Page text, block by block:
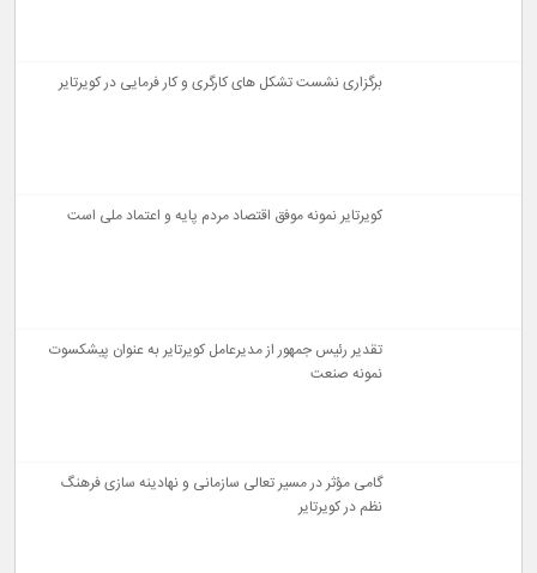
برگزاری نشست تشکل های کارگری و کار فرمایی در کویرتایر
کویرتایر نمونه موفق اقتصاد مردم‌ پایه و اعتماد ملی است
تقدیر رئیس جمهور از مدیرعامل کویرتایر به عنوان پیشکسوت
نمونه صنعت
گامی مؤثر در مسیر تعالی سازمانی و نهادینه سازی فرهنگ
نظم در کویرتایر